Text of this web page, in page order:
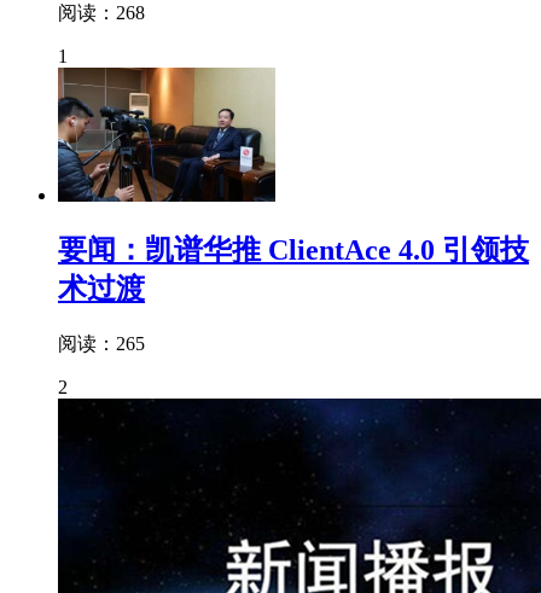
阅读：268
1
要闻：凯谱华推 ClientAce 4.0 引领技
术过渡
阅读：265
2